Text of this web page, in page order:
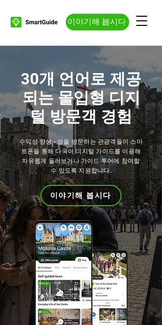
이야기해 봅시다
30개 언어로 제공
되는 몰입형 디지
털 방문객 경험
수익성 향상 - 성을 방문하는 관광객들이 스마
트폰을 통해 다국어 디지털 가이드를 이용해
자유롭게 둘러보거나 가이드 투어에 참여할
수 있도록 지원합니다.
이야기해 봅시다